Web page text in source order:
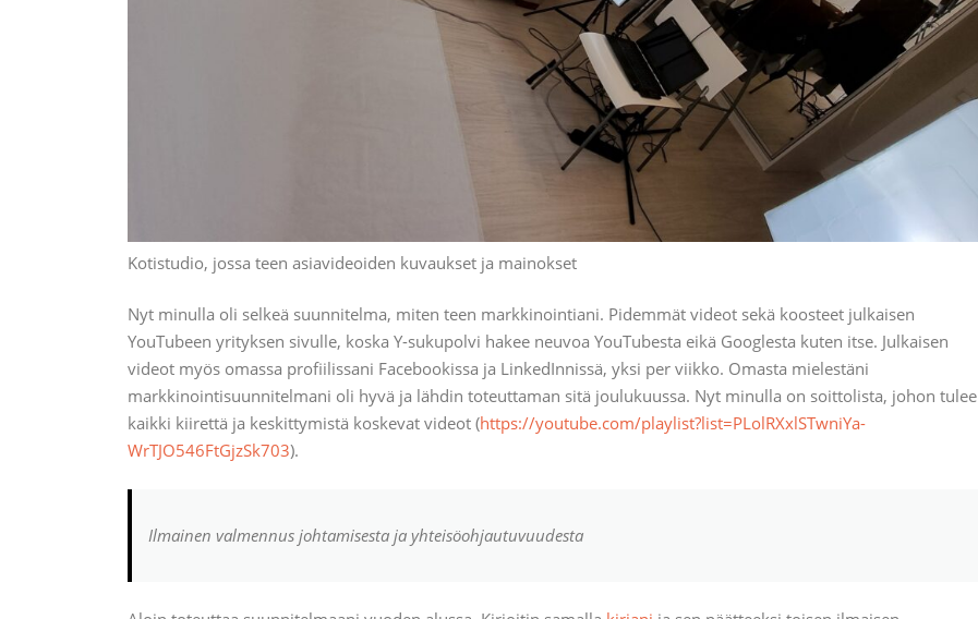
Kotistudio, jossa teen asiavideoiden kuvaukset ja mainokset
Nyt minulla oli selkeä suunnitelma, miten teen markkinointiani. Pidemmät videot sekä koosteet julkaisen
YouTubeen yrityksen sivulle, koska Y-sukupolvi hakee neuvoa YouTubesta eikä Googlesta kuten itse. Julkaisen
videot myös omassa profiilissani Facebookissa ja LinkedInnissä, yksi per viikko. Omasta mielestäni
markkinointisuunnitelmani oli hyvä ja lähdin toteuttaman sitä joulukuussa. Nyt minulla on soittolista, johon tulee
kaikki kiirettä ja keskittymistä koskevat videot (https://youtube.com/playlist?list=PLolRXxlSTwniYa-
WrTJO546FtGjzSk703).
Ilmainen valmennus johtamisesta ja yhteisöohjautuvuudesta